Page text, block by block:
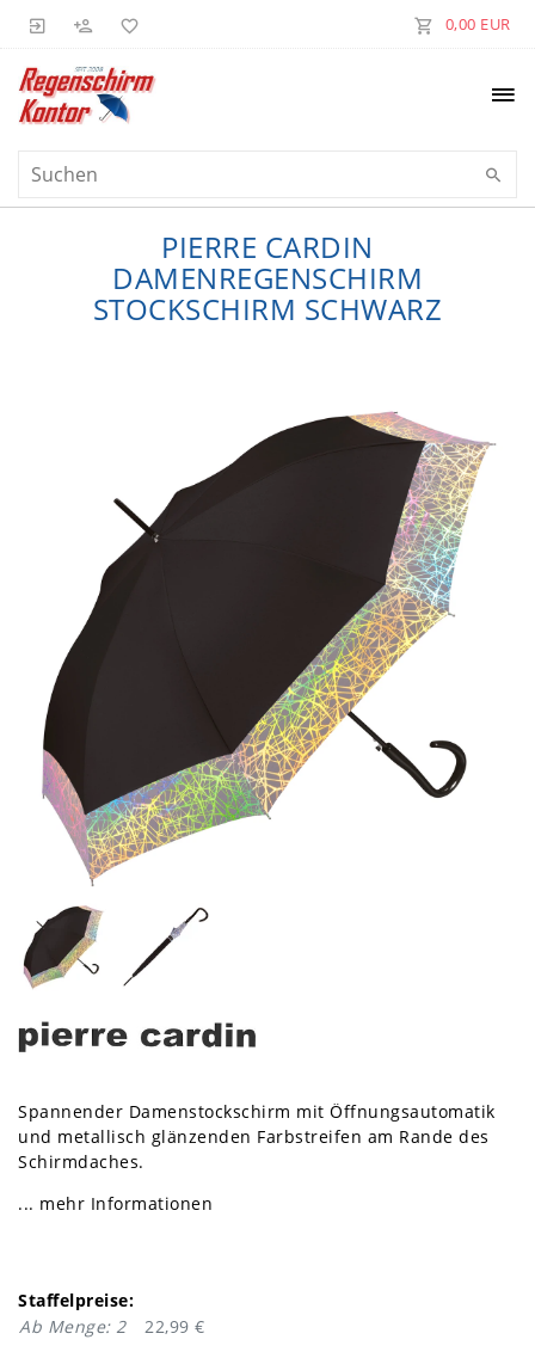
0,00 EUR
PIERRE CARDIN
DAMENREGENSCHIRM
STOCKSCHIRM SCHWARZ
Spannender Damenstockschirm mit Öffnungsautomatik
und metallisch glänzenden Farbstreifen am Rande des
Schirmdaches.
... mehr Informationen
Staffelpreise:
Ab Menge: 2
22,99 €